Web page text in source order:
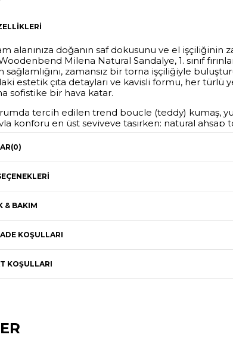
alanınıza doğanın saf dokusunu ve el işçiliğinin
Woodenbend Milena Natural Sandalye, 1. sınıf
sağlamlığını, zamansız bir torna işçiliğiyle
estetik çıta detayları ve kavisli formu, her türlü
sofistike bir hava katar.
tercih edilen trend boucle (teddy) kumaş,
konforu en üst seviyeye taşırken; natural ahşap
ferahlık verir. İskandinav, Rustik ve Modern
bir tamamlayıcıdır.
(0)
& BAKIM
KOŞULLARI
KOŞULLARI